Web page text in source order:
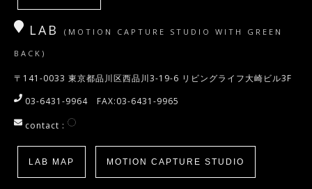
LAB (MOTION CAPTURE STUDIO WITH GREEN
BACK)
〒141-0033 東京都品川区西品川3-19-6 リビングライフ大崎ビル3F
03-6431-9964 FAX:03-6431-9965
contact :
LAB MAP MOTION CAPTURE STUDIO